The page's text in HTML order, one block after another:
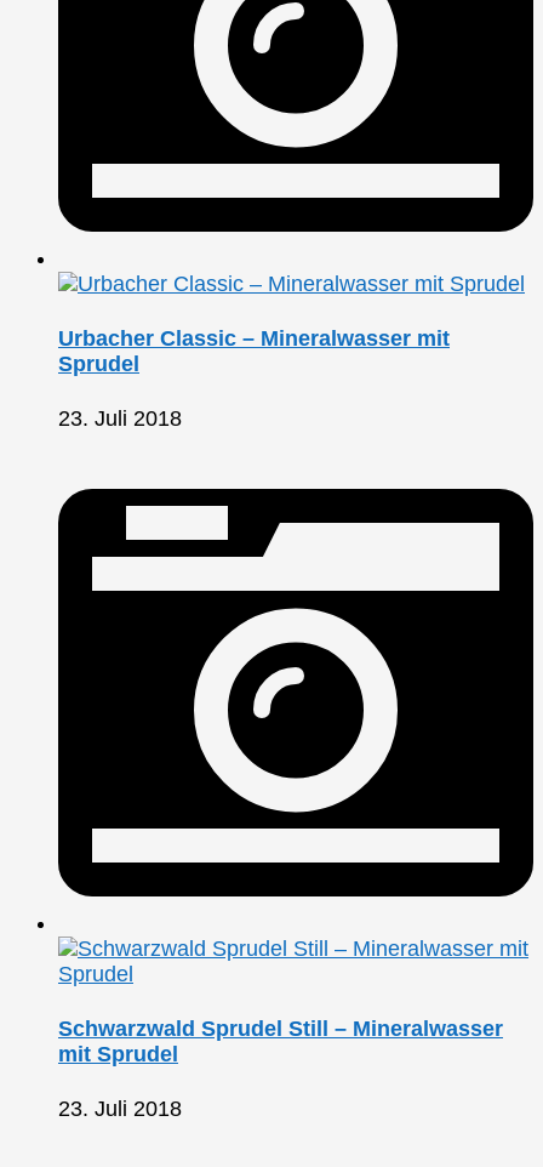
Urbacher Classic – Mineralwasser mit
Sprudel
23. Juli 2018
Schwarzwald Sprudel Still – Mineralwasser
mit Sprudel
23. Juli 2018